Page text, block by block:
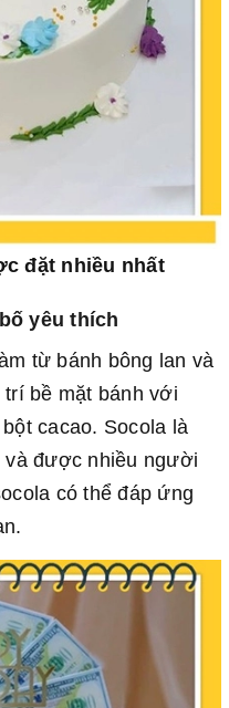
đặt nhiều nhất
yêu thích
từ bánh bông lan và
trí bề mặt bánh với
cacao. Socola là
và được nhiều người
có thể đáp ứng